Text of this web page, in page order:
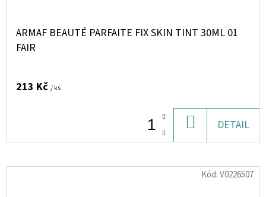
ARMAF BEAUTÉ PARFAITE FIX SKIN TINT 30ML 01
FAIR
213 Kč / ks
KOŠÍKU
DETAIL
Kód:V0226507